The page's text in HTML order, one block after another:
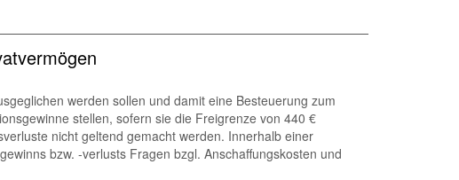
werden sollen und damit eine Besteuerung zum
stellen, sofern sie die Freigrenze von 440 €
nicht geltend gemacht werden. Innerhalb einer
bzw. -verlusts Fragen bzgl. Anschaffungskosten und